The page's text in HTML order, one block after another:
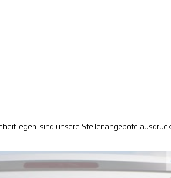
legen, sind unsere Stellenangebote